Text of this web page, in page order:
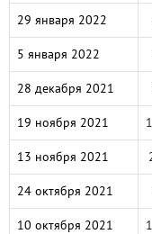
29 января 2022
5 января 2022
28 декабря 2021
19 ноября 2021
13 ноября 2021
24 октября 2021
10 октября 2021